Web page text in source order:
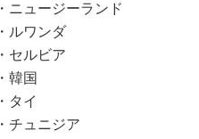
・ニュージーランド
・ルワンダ
・セルビア
・韓国
・タイ
・チュニジア